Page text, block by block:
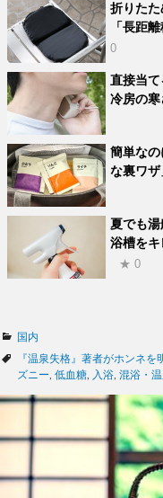
折りた
「長距
0
直接当て
冷房の
簡単な
な裏ワ
夏でも
浴槽を
★ 0
カ
テ
ゴ
ー
国内
タ
グ
『温泉失格』著者がホンネを
ズニー 低血糖 入浴 混浴・温